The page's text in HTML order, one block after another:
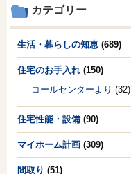
カテゴリー
生活・暮らしの知恵 (689)
住宅のお手入れ (150)
コールセンターより (32)
住宅性能・設備 (90)
マイホーム計画 (309)
間取り (51)